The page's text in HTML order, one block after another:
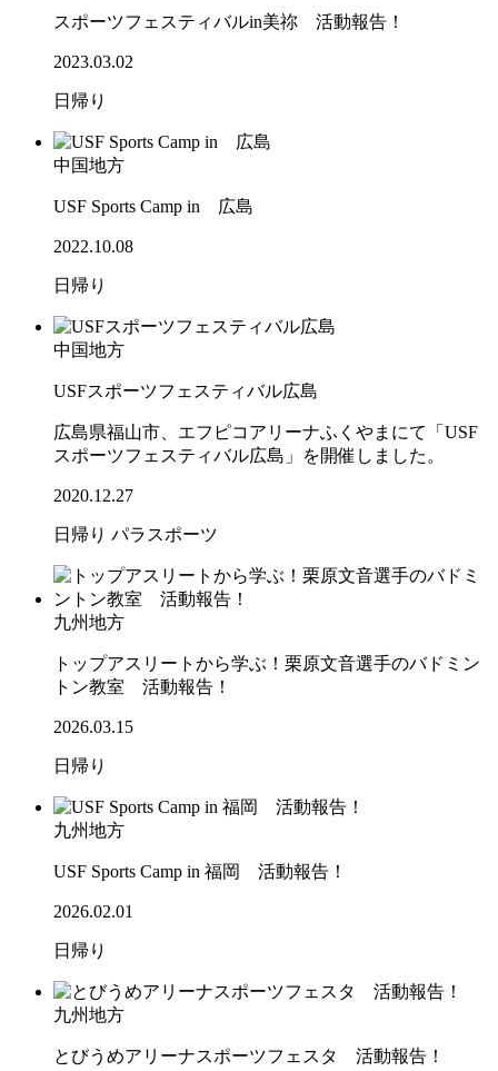
スポーツフェスティバルin美祢 活動報告！
2023.03.02
日帰り
中国地方
USF Sports Camp in 広島
2022.10.08
日帰り
中国地方
USFスポーツフェスティバル広島
広島県福山市、エフピコアリーナふくやまにて「USF
スポーツフェスティバル広島」を開催しました。
2020.12.27
日帰り パラスポーツ
九州地方
トップアスリートから学ぶ！栗原文音選手のバドミン
トン教室 活動報告！
2026.03.15
日帰り
九州地方
USF Sports Camp in 福岡 活動報告！
2026.02.01
日帰り
九州地方
とびうめアリーナスポーツフェスタ 活動報告！